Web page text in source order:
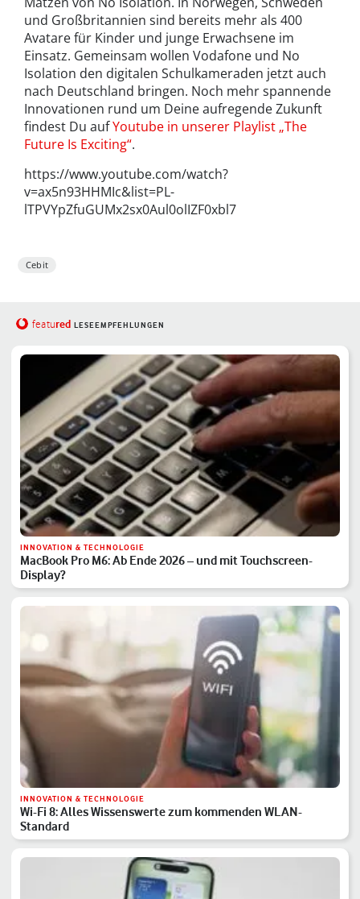
und Großbritannien sind bereits mehr als 400
Avatare für Kinder und junge Erwachsene im
Einsatz. Gemeinsam wollen Vodafone und No
Isolation den digitalen Schulkameraden jetzt auch
nach Deutschland bringen. Noch mehr spannende
Innovationen rund um Deine aufregende Zukunft
findest Du aufYoutube in unserer Playlist „The
Future Is Exciting“.
https://www.youtube.com/watch?
v=ax5n93HHMIc&list=PL-
lTPVYpZfuGUMx2sx0Aul0olIZF0xbl7
Cebit
featured LESEEMPFEHLUNGEN
INNOVATION & TECHNOLOGIE
MacBook Pro M6: Ab Ende 2026 – und mit Touchscreen-
Display?
INNOVATION & TECHNOLOGIE
Wi-Fi 8: Alles Wissenswerte zum kommenden WLAN-
Standard